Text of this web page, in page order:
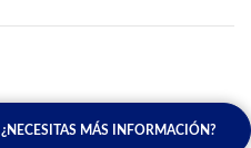
¿NECESITAS MÁS INFORMACIÓN?